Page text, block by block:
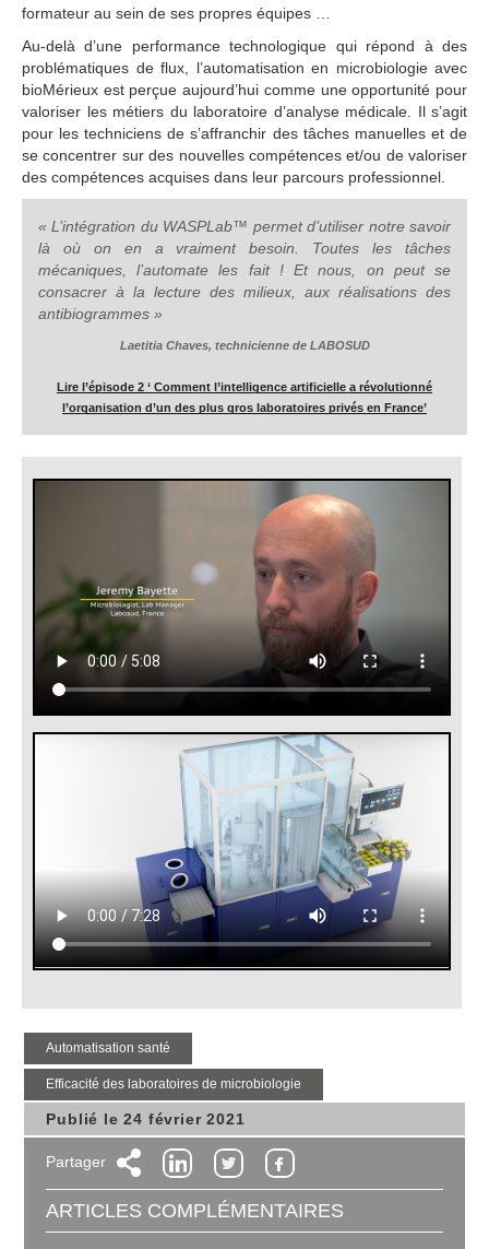
formateur au sein de ses propres équipes …
Au-delà d’une performance technologique qui répond à des
problématiques de flux, l’automatisation en microbiologie avec
bioMérieux est perçue aujourd’hui comme une opportunité pour
valoriser les métiers du laboratoire d’analyse médicale. Il s’agit
pour les techniciens de s’affranchir des tâches manuelles et de
se concentrer sur des nouvelles compétences et/ou de valoriser
des compétences acquises dans leur parcours professionnel.
« L’intégration du WASPLab™ permet d’utiliser notre savoir
là où on en a vraiment besoin. Toutes les tâches
mécaniques, l’automate les fait ! Et nous, on peut se
consacrer à la lecture des milieux, aux réalisations des
antibiogrammes »
Laetitia Chaves, technicienne de LABOSUD
Lire l’épisode 2 ‘ Comment l’intelligence artificielle a révolutionné
l’organisation d’un des plus gros laboratoires privés en France’
automatisation santé
Efficacité des laboratoires de microbiologie
Publié le 24 février 2021
Partager
ARTICLES COMPLÉMENTAIRES